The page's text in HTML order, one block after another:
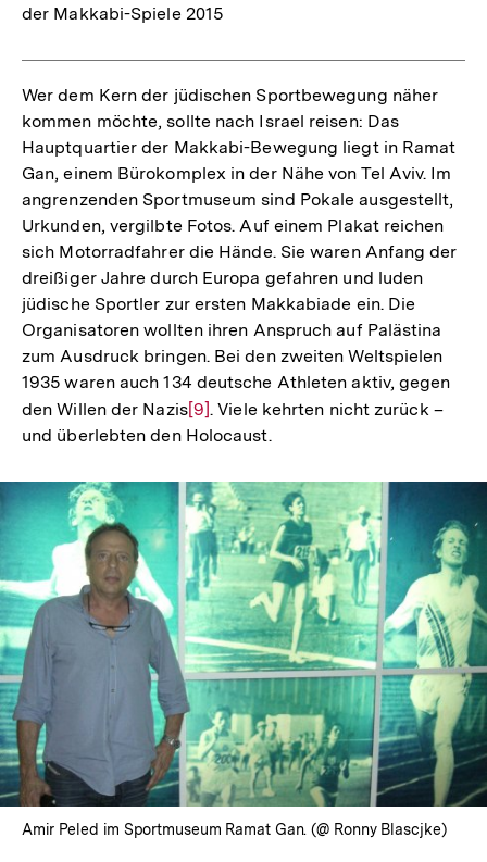
der Makkabi-Spiele 2015
Wer dem Kern der jüdischen Sportbewegung näher
kommen möchte, sollte nach Israel reisen: Das
Hauptquartier der Makkabi-Bewegung liegt in Ramat
Gan, einem Bürokomplex in der Nähe von Tel Aviv. Im
angrenzenden Sportmuseum sind Pokale ausgestellt,
Urkunden, vergilbte Fotos. Auf einem Plakat reichen
sich Motorradfahrer die Hände. Sie waren Anfang der
dreißiger Jahre durch Europa gefahren und luden
jüdische Sportler zur ersten Makkabiade ein. Die
Organisatoren wollten ihren Anspruch auf Palästina
zum Ausdruck bringen. Bei den zweiten Weltspielen
1935 waren auch 134 deutsche Athleten aktiv, gegen
den Willen der NazisZur
Auflösung
Fußnote
[9]. Viele kehrten nicht zurück –
und überlebten den Holocaust.
Amir Peled im Sportmuseum Ramat Gan. (@ Ronny Blascjke)